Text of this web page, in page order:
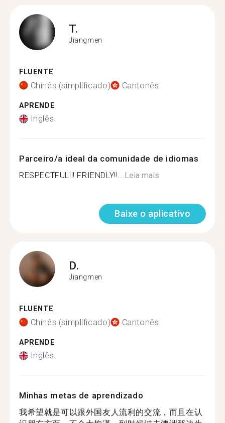
T.
Jiangmen
FLUENTE
Chinês (simplificado) Cantonês
APRENDE
Inglês
Parceiro/a ideal da comunidade de idiomas
RESPECTFUL!!! FRIENDLY!!...Leia mais
Baixe o aplicativo
D.
Jiangmen
FLUENTE
Chinês (simplificado) Cantonês
APRENDE
Inglês
Minhas metas de aprendizado
我希望就是可以跟外国友人流利的交流，而且在认